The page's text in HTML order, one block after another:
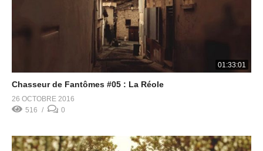
01:33:01
Chasseur de Fantômes #05 : La Réole
26 OCTOBRE 2016
516
0